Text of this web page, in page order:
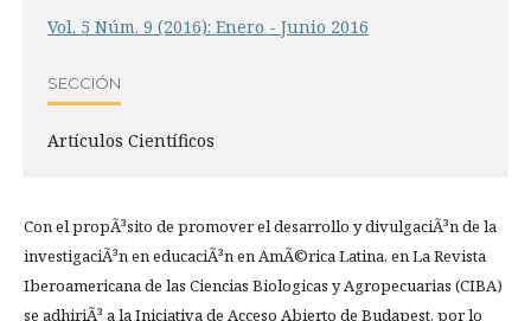
Vol. 5 Núm. 9 (2016): Enero - Junio 2016
SECCIÓN
Artículos Científicos
Con el propÃ³sito de promover el desarrollo y divulgaciÃ³n de la
investigaciÃ³n en educaciÃ³n en AmÃ©rica Latina, en La Revista
Iberoamericana de las Ciencias Biologicas y Agropecuarias (CIBA)
se adhiriÃ³ a la Iniciativa de Acceso Abierto de Budapest, por lo